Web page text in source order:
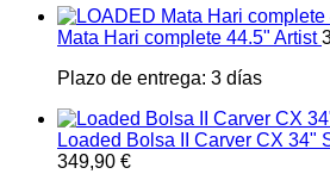
Mata Hari complete 44.5" Artist
Plazo de entrega: 3 días
Loaded Bolsa II Carver CX 34"
349,90 €